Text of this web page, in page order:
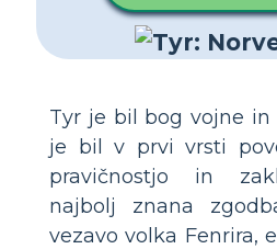
Tyr je bil bog vojne in
je bil v prvi vrsti
pravičnostjo in
najbolj znana
vezavo volka Fenrira,